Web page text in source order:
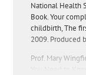
National Health
Book. Your
childbirth, The
2009. Produced
Prof. Mary